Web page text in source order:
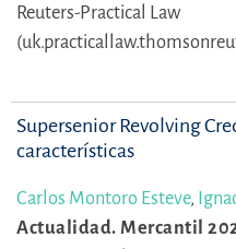
Reuters-Practical Law
Supersenior Revolving
características
Carlos Montoro Esteve,
Actualidad. Mercantil